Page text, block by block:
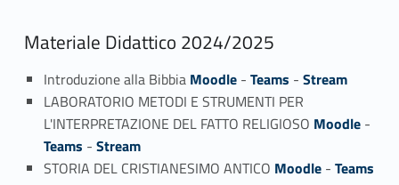
Materiale Didattico 2024/2025
Introduzione alla Bibbia Moodle- Teams - Stream
LABORATORIO METODI E STRUMENTI PER
L'INTERPRETAZIONE DEL FATTO RELIGIOSO Moodle-
Teams - Stream
STORIA DEL CRISTIANESIMO ANTICO Moodle- Teams